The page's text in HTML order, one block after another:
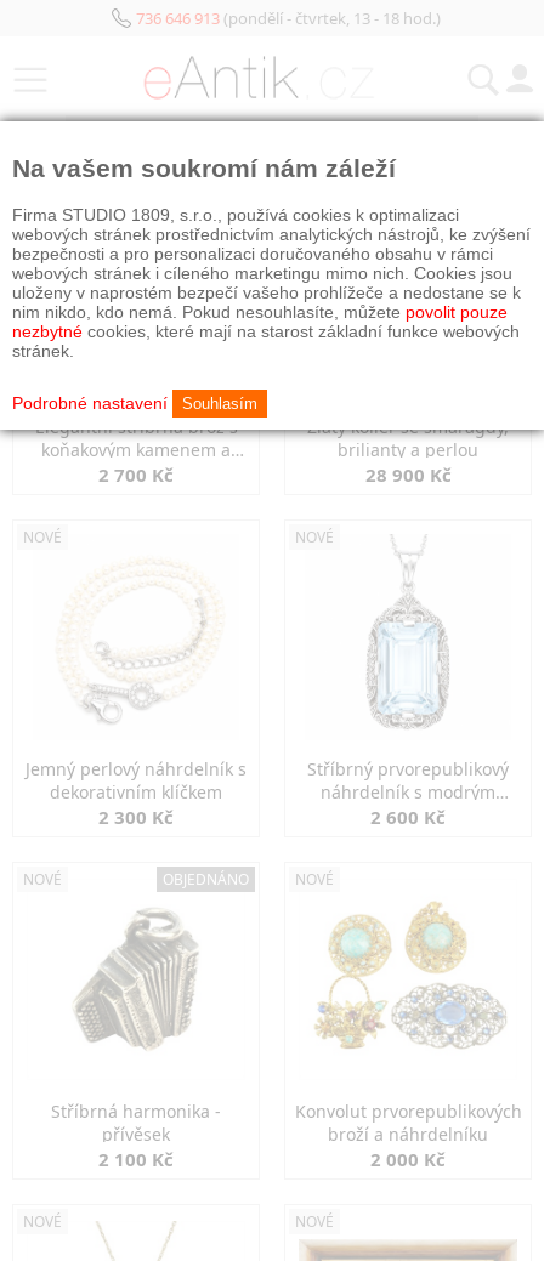
736 646 913(pondělí - čtvrtek, 13 - 18 hod.)
Elegantní stříbrná brož s
koňakovým kamenem a
markazity
2 700 Kč
Zlatý kolier se smaragdy,
brilianty a perlou
28 900 Kč
NOVÉ
Jemný perlový náhrdelník s
dekorativním klíčkem
2 300 Kč
NOVÉ
Stříbrný prvorepublikový
náhrdelník s modrým
spinelem
2 600 Kč
NOVÉ OBJEDNÁNO
Stříbrná harmonika -
přívěsek
2 100 Kč
NOVÉ
Konvolut prvorepublikových
broží a náhrdelníku
2 000 Kč
NOVÉ NOVÉ
Na vašem soukromí nám záleží
Firma STUDIO 1809, s.r.o., používá cookies k optimalizaci
webových stránek prostřednictvím analytických nástrojů, ke zvýšení
bezpečnosti a pro personalizaci doručovaného obsahu v rámci
webových stránek i cíleného marketingu mimo nich. Cookies jsou
uloženy v naprostém bezpečí vašeho prohlížeče a nedostane se k
nim nikdo, kdo nemá. Pokud nesouhlasíte, můžete povolit pouze
nezbytné cookies, které mají na starost základní funkce webových
stránek.
Podrobné nastavení Souhlasím